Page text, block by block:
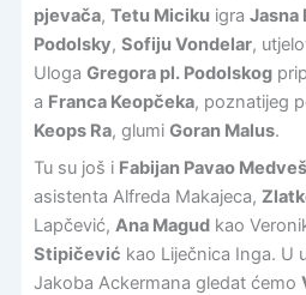
pjevača, Tetu Miciku igra Jasna
Podolsky, Sofiju Vondelar,
Uloga Gregora pl. Podolskog
a Franca Keopčeka, poznatijeg
Keops Ra, glumi Goran Malus.
Tu su još i Fabijan Pavao
asistenta Alfreda Makajeca,
Lapčević, Ana Magudkao
Stipičević kao Liječnica Inga. U
Jakoba Ackermana gledat ćemo